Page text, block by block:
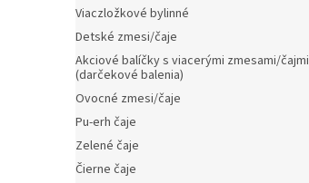
Viaczložkové bylinné
Detské zmesi/čaje
Akciové balíčky s viacerými zmesami/čajmi
(darčekové balenia)
Ovocné zmesi/čaje
Pu-erh čaje
Zelené čaje
Čierne čaje